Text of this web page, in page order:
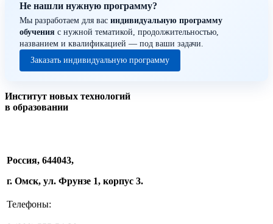
Не нашли нужную программу?
Мы разработаем для вас индивидуальную программу
обучения с нужной тематикой, продолжительностью,
названием и квалификацией — под ваши задачи.
Заказать индивидуальную программу
Институт новых технологий
в образовании
Россия, 644043,
г. Омск, ул. Фрунзе 1, корпус 3.
Телефоны: